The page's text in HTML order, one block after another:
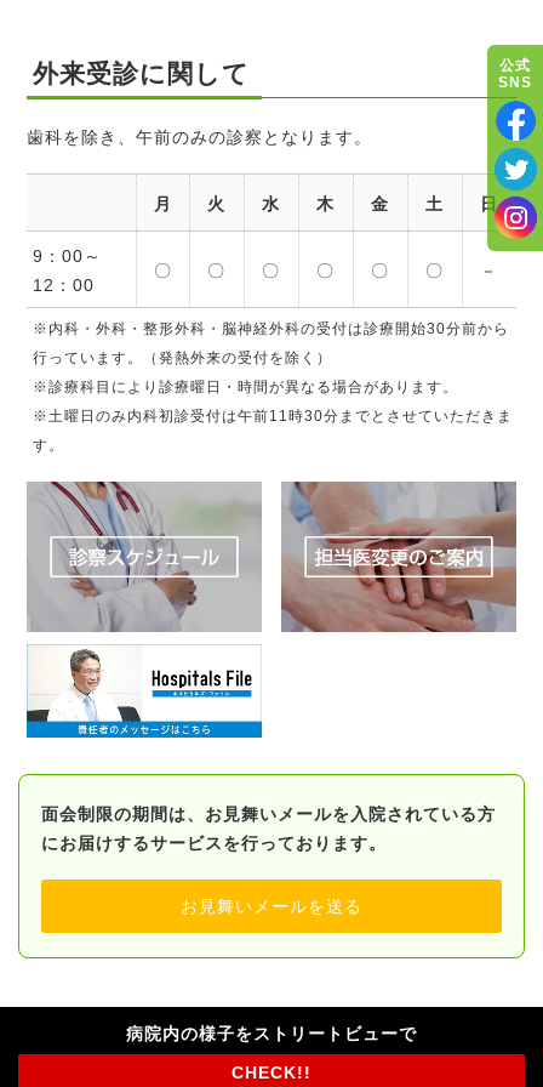
外来受診に関して
歯科を除き、午前のみの診察となります。
月 火 水 木 金 土 日
9：00～
12：00
〇 〇 〇 〇 〇 〇 －
※内科・外科・整形外科・脳神経外科の受付は診療開始30分前から
行っています。（発熱外来の受付を除く）
※診療科目により診療曜日・時間が異なる場合があります。
※土曜日のみ内科初診受付は午前11時30分までとさせていただきま
す。
面会制限の期間は、お見舞いメールを入院されている方
にお届けするサービスを行っております。
お見舞いメールを送る
病院内の様子をストリートビューで
CHECK!!
公式
SNS